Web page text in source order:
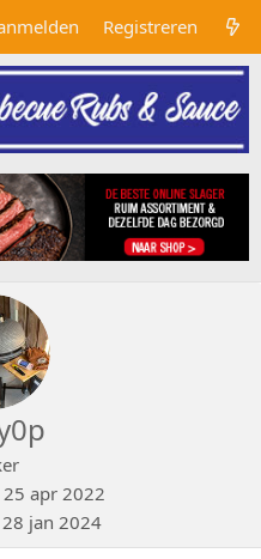
Registreren
25 apr 2022
28 jan 2024